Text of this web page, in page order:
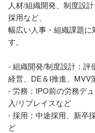
人材/組織開発、制度設
採用など、
幅広い人事・組織課題
す。
- 組織開発/制度設計：評
経営、DE＆I推進、MVV
- 労務：IPO前の労務デ
入/リプレイスなど
- 採用：中途採用、新卒
ど